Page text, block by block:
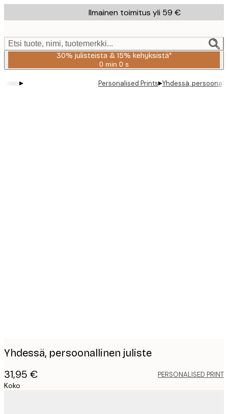
to
content.
Ilmainen toimitus yli 59 €
Etsi tuote, nimi, tuotemerkki...
30% julisteista & 15% kehyksistä*
0 min 0 s
Voimassa
2026-
▸ Personalised Prints▸Yhdessä,
Yhdessä, persoonallinen juliste
31,95 € PERSONALISED PRINT
Koko